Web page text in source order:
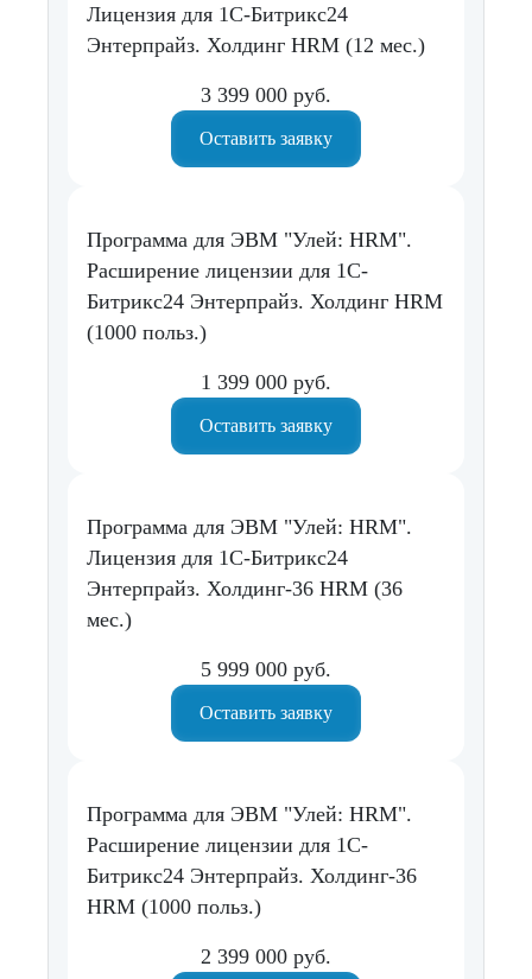
Лицензия для 1С-Битрикс24
Энтерпрайз. Холдинг HRM (12 мес.)
3 399 000 руб.
Оставить заявку
Программа для ЭВМ "Улей: HRM".
Расширение лицензии для 1С-
Битрикс24 Энтерпрайз. Холдинг HRM
(1000 польз.)
1 399 000 руб.
Оставить заявку
Программа для ЭВМ "Улей: HRM".
Лицензия для 1С-Битрикс24
Энтерпрайз. Холдинг-36 HRM (36
мес.)
5 999 000 руб.
Оставить заявку
Программа для ЭВМ "Улей: HRM".
Расширение лицензии для 1С-
Битрикс24 Энтерпрайз. Холдинг-36
HRM (1000 польз.)
2 399 000 руб.